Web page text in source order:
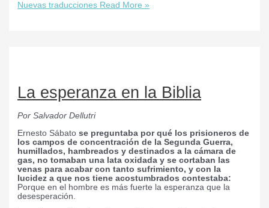
Nuevas traducciones Read More »
La esperanza en la Biblia
Por Salvador Dellutri
Ernesto Sábato se preguntaba por qué los prisioneros de
los campos de concentración de la Segunda Guerra,
humillados, hambreados y destinados a la cámara de
gas, no tomaban una lata oxidada y se cortaban las
venas para acabar con tanto sufrimiento, y con la
lucidez a que nos tiene acostumbrados contestaba:
Porque en el hombre es más fuerte la esperanza que la
desesperación.